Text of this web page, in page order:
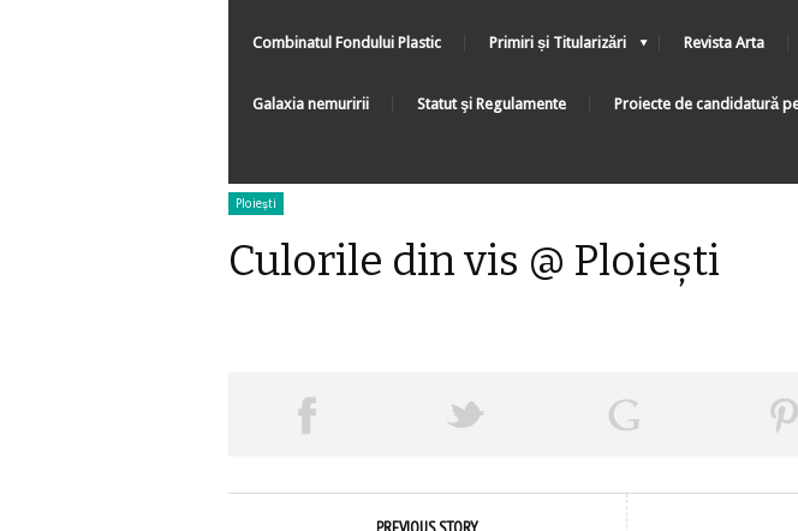
Combinatul Fondului Plastic Primiri și Titularizări Revista Arta
Galaxia nemuririi Statut şi Regulamente Proiecte de candidatură
Ploieşti
Culorile din vis @ Ploiești